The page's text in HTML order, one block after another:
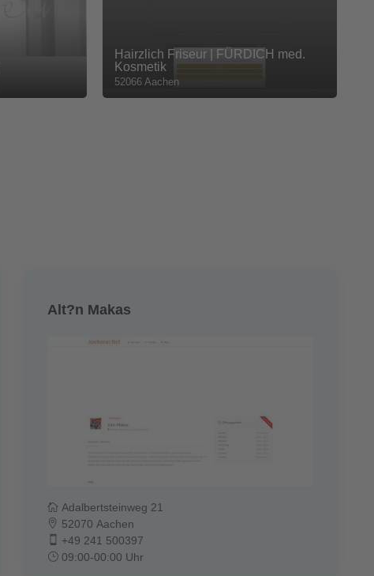
Hairzlich Friseur | FÜRDICH med.
Kosmetik
52066 Aachen
Alt?n Makas
Adalbertsteinweg 21
52070 Aachen
+49 241 500397
09:00-00:00 Uhr